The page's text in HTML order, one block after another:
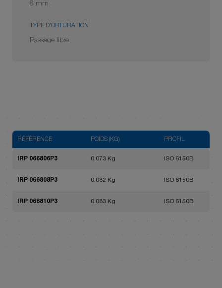
6 mm
TYPE D'OBTURATION
Passage libre
RÉFÉRENCE POIDS (KG) PROFIL
IRP 066806P3 0.073 Kg ISO 6150B
IRP 066808P3 0.082 Kg ISO 6150B
IRP 066810P3 0.083 Kg ISO 6150B